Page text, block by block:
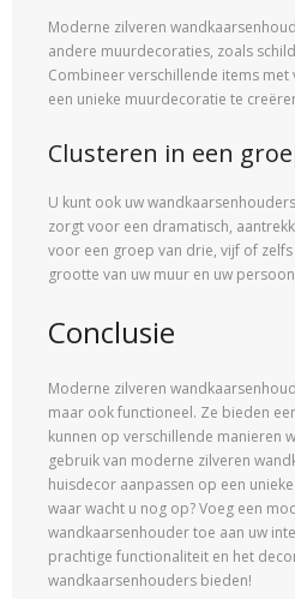
Moderne zilveren
andere muurdecoraties, zoals
Combineer verschillende items
een unieke muurdecoratie te
Clusteren in een
U kunt ook uw
zorgt voor een dramatisch,
voor een groep van drie, vijf of
grootte van uw muur en uw
Conclusie
Moderne zilveren
maar ook functioneel. Ze bieden
kunnen op verschillende manieren
gebruik van moderne zilveren
huisdecor aanpassen op een
waar wacht u nog op? Voeg een
wandkaarsenhouder toe aan uw
prachtige functionaliteit en het
wandkaarsenhouders bieden!